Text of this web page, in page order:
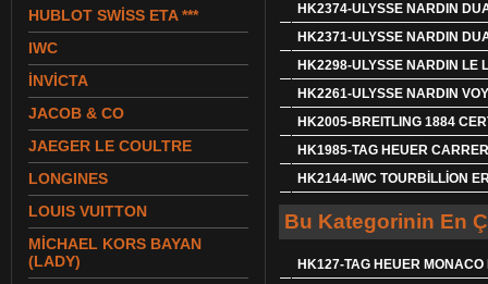
HUBLOT SWİSS ETA ***
IWC
İNVİCTA
JACOB & CO
JAEGER LE COULTRE
LONGINES
LOUIS VUITTON
MİCHAEL KORS BAYAN
(LADY)
HK2374-ULYSSE NARDIN
HK2371-ULYSSE NARDIN
HK2298-ULYSSE NARDIN LE
HK2261-ULYSSE NARDIN
HK2005-BREITLING 1884
HK1985-TAG HEUER
HK2144-IWC TOURBİLLİON
Bu Kategorinin En
HK127-TAG HEUER